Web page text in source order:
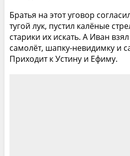
Братья на этот уговор
тугой лук, пустил калёные
старики их искать. А Иван
самолёт, шапку-невидимку и
Приходит к Устину и Ефиму.